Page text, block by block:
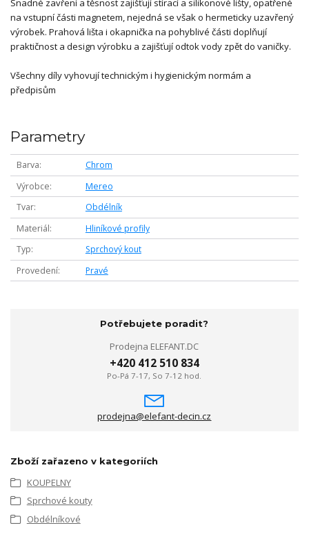
Snadné zavření a těsnost zajišťují stírací a silikonové lišty, opatřené
na vstupní části magnetem, nejedná se však o hermeticky uzavřený
výrobek. Prahová lišta i okapnička na pohyblivé části doplňují
praktičnost a design výrobku a zajišťují odtok vody zpět do vaničky.
Všechny díly vyhovují technickým i hygienickým normám a
předpisům
Parametry
Barva
Chrom
Výrobce
Mereo
Tvar
Obdélník
Materiál
Hliníkové profily
Typ
Sprchový kout
Provedení
Pravé
Potřebujete poradit?
Prodejna ELEFANT.DC
+420 412 510 834
Po-Pá 7-17, So 7-12 hod.
prodejna@elefant-decin.cz
Zboží zařazeno v kategoriích
KOUPELNY
Sprchové kouty
Obdélníkové